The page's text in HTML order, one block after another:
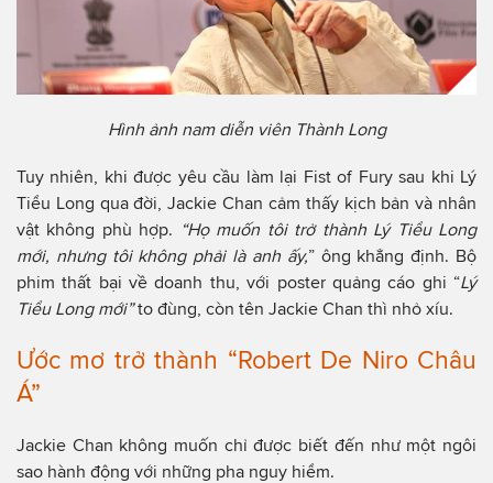
Hình ảnh nam diễn viên Thành Long
Tuy nhiên, khi được yêu cầu làm lại Fist of Fury sau khi Lý
Tiểu Long qua đời, Jackie Chan cảm thấy kịch bản và nhân
vật không phù hợp.
“Họ muốn tôi trở thành Lý Tiểu Long
mới, nhưng tôi không phải là anh ấy,” ông khẳng định. Bộ
phim thất bại về doanh thu, với poster quảng cáo ghi “Lý
Tiểu Long mới”to đùng, còn tên Jackie Chan thì nhỏ xíu.
Ước mơ trở thành “Robert De Niro Châu
Á”
Jackie Chan không muốn chỉ được biết đến như một ngôi
sao hành động với những pha nguy hiểm.